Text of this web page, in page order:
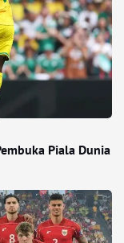
Piala Dunia